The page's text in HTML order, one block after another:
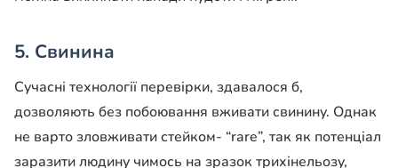
5. Свинина
Сучасні технології перевірки, здавалося б,
дозволяють без побоювання вживати свинину. Однак
не варто зловживати стейком- “rare”, так як потенціал
заразити людину чимось на зразок трихінельозу,